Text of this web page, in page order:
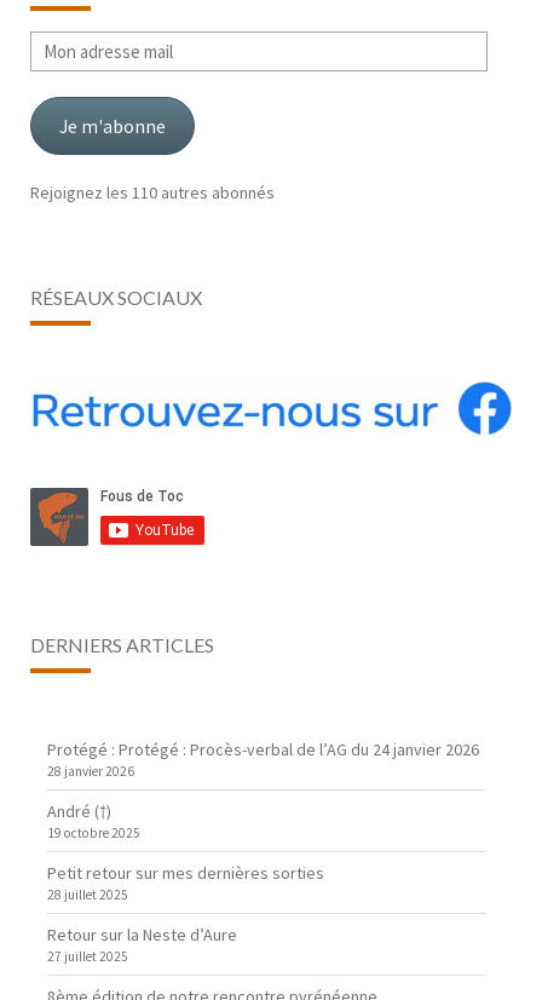
Mon
adresse
mail
Je m'abonne
Rejoignez les 110 autres abonnés
RÉSEAUX SOCIAUX
DERNIERS ARTICLES
Protégé : Protégé : Procès-verbal de l’AG du 24 janvier 2026
28 janvier 2026
André (†)
19 octobre 2025
Petit retour sur mes dernières sorties
28 juillet 2025
Retour sur la Neste d’Aure
27 juillet 2025